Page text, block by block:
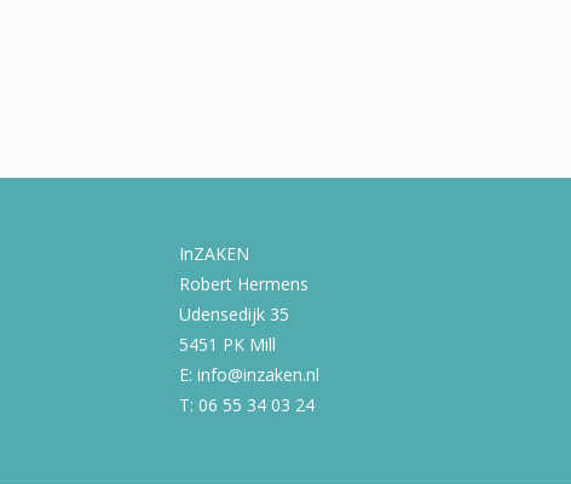
InZAKEN
Robert Hermens
Udensedijk 35
5451 PK Mill
E: info@inzaken.nl
T: 06 55 34 03 24